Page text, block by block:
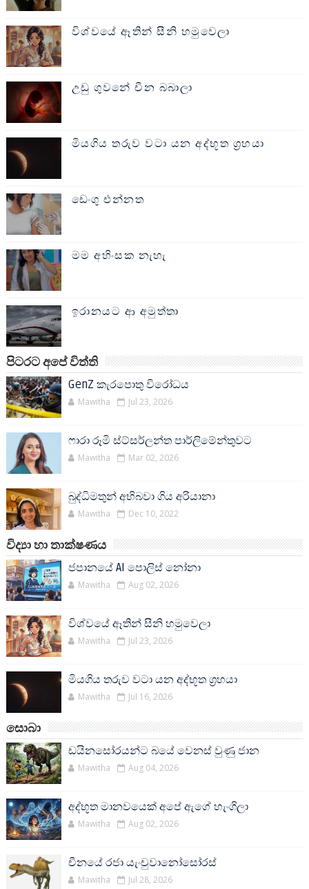
විශ්වයේ ඈතින් සීනි හමුවෙලා
උඩු ගුවනේ චීන බබාලා
මියගිය තරුව වටා යන අද්භූත ග්‍රහයා
ඩෙංගු එන්නත
මම අහිංසක නැහැ
ඉරානයට ආ අමුත්තා
පිටරට අපේ විත්ති
GenZ කැරපොතු විරෝධය
Mawitha Jul 23, 2026
ෆාරා රූමි ස්ට්සර්ලන්ත පාර්ලිමේන්තුවට
Mawitha Mar 02, 2026
බුද්ධිමතුන් අභිබවා ගිය අරියානා
Mawitha Dec 10, 2022
විද්‍යා හා තාක්ෂණය
ජපානයේ AI පොලිස් නෝනා
Mawitha Aug 02, 2026
විශ්වයේ ඈතින් සීනි හමුවෙලා
Mawitha Jul 23, 2026
මියගිය තරුව වටා යන අද්භූත ග්‍රහයා
Mawitha Jul 16, 2026
සොබා
ඩයිනසෝරයන්ට බයේ වෙනස් වුණු ජාන
Mawitha Aug 04, 2026
අද්භූත මානවයෙක් අපේ ඇගේ හැංගිලා
Mawitha Aug 02, 2026
චීනයේ රජා යැංචුවානෝසෝරස්
Mawitha Jul 28, 2026